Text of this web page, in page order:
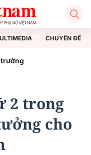
CHUYÊN ĐỀ
2 trong
cho